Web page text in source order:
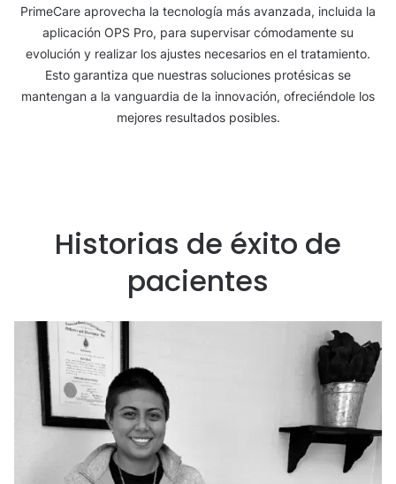
PrimeCare aprovecha la tecnología más avanzada, incluida la
aplicación OPS Pro, para supervisar cómodamente su
evolución y realizar los ajustes necesarios en el tratamiento.
Esto garantiza que nuestras soluciones protésicas se
mantengan a la vanguardia de la innovación, ofreciéndole los
mejores resultados posibles.
Historias de éxito de
pacientes